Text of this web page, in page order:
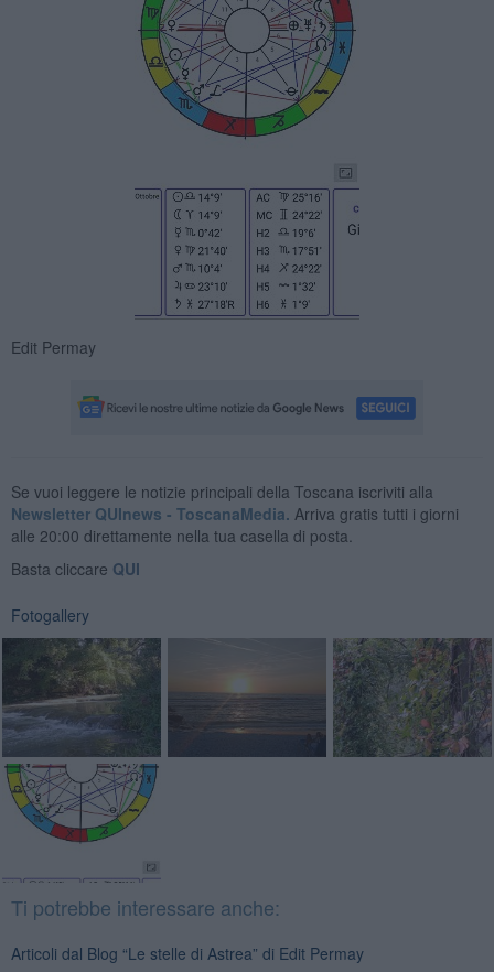
Edit Permay
Se vuoi leggere le notizie principali della Toscana iscriviti alla
Newsletter QUInews - ToscanaMedia. Arriva gratis tutti i giorni
alle 20:00 direttamente nella tua casella di posta.
Basta cliccare QUI
Fotogallery
Ti potrebbe interessare anche:
Articoli dal Blog “Le stelle di Astrea” di Edit Permay